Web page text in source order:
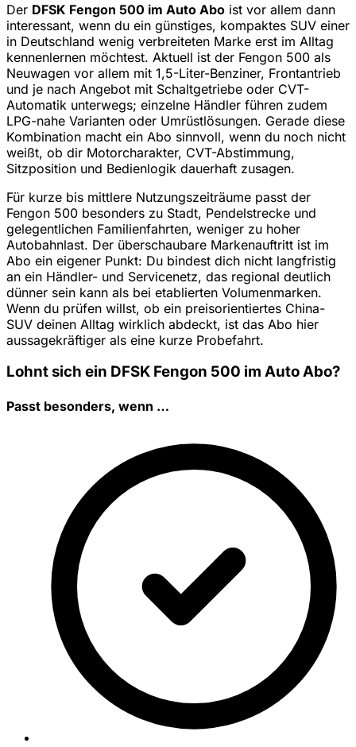
Der DFSK Fengon 500 im Auto Abo ist vor allem dann
interessant, wenn du ein günstiges, kompaktes SUV einer
in Deutschland wenig verbreiteten Marke erst im Alltag
kennenlernen möchtest. Aktuell ist der Fengon 500 als
Neuwagen vor allem mit 1,5-Liter-Benziner, Frontantrieb
und je nach Angebot mit Schaltgetriebe oder CVT-
Automatik unterwegs; einzelne Händler führen zudem
LPG-nahe Varianten oder Umrüstlösungen. Gerade diese
Kombination macht ein Abo sinnvoll, wenn du noch nicht
weißt, ob dir Motorcharakter, CVT-Abstimmung,
Sitzposition und Bedienlogik dauerhaft zusagen.
Für kurze bis mittlere Nutzungszeiträume passt der
Fengon 500 besonders zu Stadt, Pendelstrecke und
gelegentlichen Familienfahrten, weniger zu hoher
Autobahnlast. Der überschaubare Markenauftritt ist im
Abo ein eigener Punkt: Du bindest dich nicht langfristig
an ein Händler- und Servicenetz, das regional deutlich
dünner sein kann als bei etablierten Volumenmarken.
Wenn du prüfen willst, ob ein preisorientiertes China-
SUV deinen Alltag wirklich abdeckt, ist das Abo hier
aussagekräftiger als eine kurze Probefahrt.
Lohnt sich ein DFSK Fengon 500 im Auto Abo?
Passt besonders, wenn …